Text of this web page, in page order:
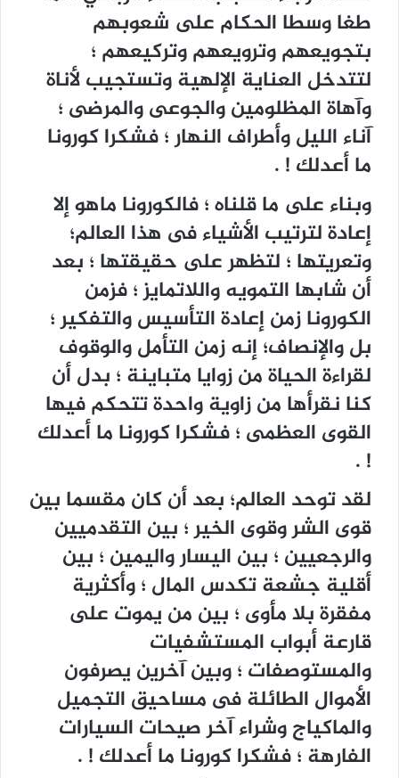
طغا وسطا الحكام على شعوبهم
بتجويعهم وترويعهم وتركيعهم ؛
لتتدخل العناية الإلهية وتستجيب لأناة
وآهاة المظلومين والجوعى والمرضى ؛
آناء الليل وأطراف النهار ؛ فشكرا كورونا
ما أعدلك ! .
وبناء على ما قلناه ؛ فالكورونا ماهو إلا
إعادة لترتيب الأشياء فى هذا العالم؛
وتعريتها ؛ لتظهر على حقيقتها ؛ بعد
أن شابها التمويه واللاتمايز ؛ فزمن
الكورونا زمن إعادة التأسيس والتفكير ؛
بل والإنصاف؛ إنه زمن التأمل والوقوف
لقراءة الحياة من زوايا متباينة ؛ بدل أن
كنا نقرأها من زاوية واحدة تتحكم فيها
القوى العظمى ؛ فشكرا كورونا ما أعدلك
! .
لقد توحد العالم؛ بعد أن كان مقسما بين
قوى الشر وقوى الخير ؛ بين التقدميين
والرجعيين ؛ بين اليسار واليمين ؛ بين
أقلية جشعة تكدس المال ؛ وأكثرية
مفقرة بلا مأوى ؛ بين من يموت على
قارعة أبواب المستشفيات
والمستوصفات ؛ وبين آخرين يصرفون
الأموال الطائلة فى مساحيق التجميل
والماكياج وشراء آخر صيحات السيارات
الفارهة ؛ فشكرا كورونا ما أعدلك ! .